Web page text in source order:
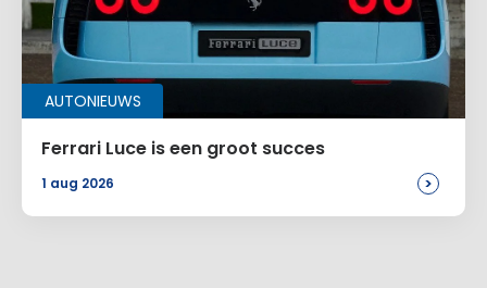
AUTONIEUWS
Ferrari Luce is een groot succes
1 aug 2026 >